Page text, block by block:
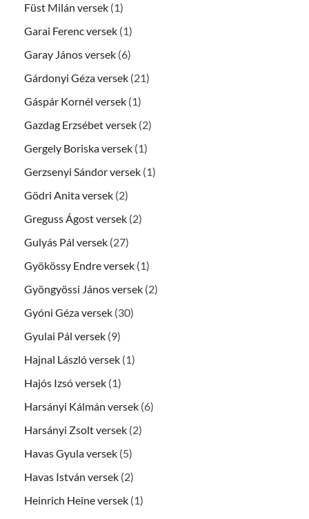
Füst Milán versek (1)
Garai Ferenc versek (1)
Garay János versek (6)
Gárdonyi Géza versek (21)
Gáspár Kornél versek (1)
Gazdag Erzsébet versek (2)
Gergely Boriska versek (1)
Gerzsenyi Sándor versek (1)
Gödri Anita versek (2)
Greguss Ágost versek (2)
Gulyás Pál versek (27)
Gyökössy Endre versek (1)
Gyöngyössi János versek (2)
Gyóni Géza versek (30)
Gyulai Pál versek (9)
Hajnal László versek (1)
Hajós Izsó versek (1)
Harsányi Kálmán versek (6)
Harsányi Zsolt versek (2)
Havas Gyula versek (5)
Havas István versek (2)
Heinrich Heine versek (1)